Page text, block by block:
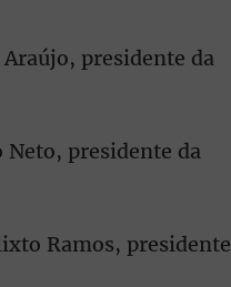
presidente da
Neto, presidente da
Ramos, presidente